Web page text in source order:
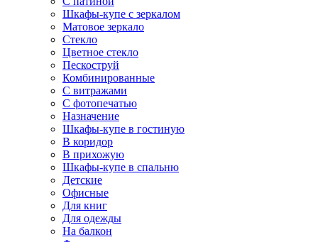
Шкафы-купе с зеркалом
Матовое зеркало
Стекло
Цветное стекло
Пескоструй
Комбинированные
С витражами
С фотопечатью
Назначение
Шкафы-купе в гостиную
В коридор
В прихожую
Шкафы-купе в спальню
Детские
Офисные
Для книг
Для одежды
На балкон